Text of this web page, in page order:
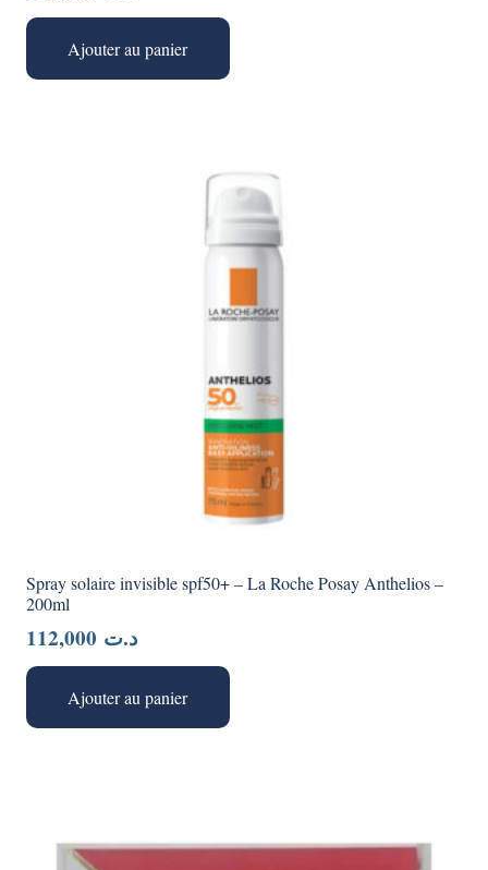
Ajouter au panier
Spray solaire invisible spf50+ – La Roche Posay Anthelios –
200ml
د.ت
Ajouter au panier